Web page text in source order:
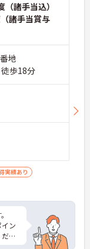
（諸手当込）
諸手当賞与
地
歩18分
実績あり
ン
さ